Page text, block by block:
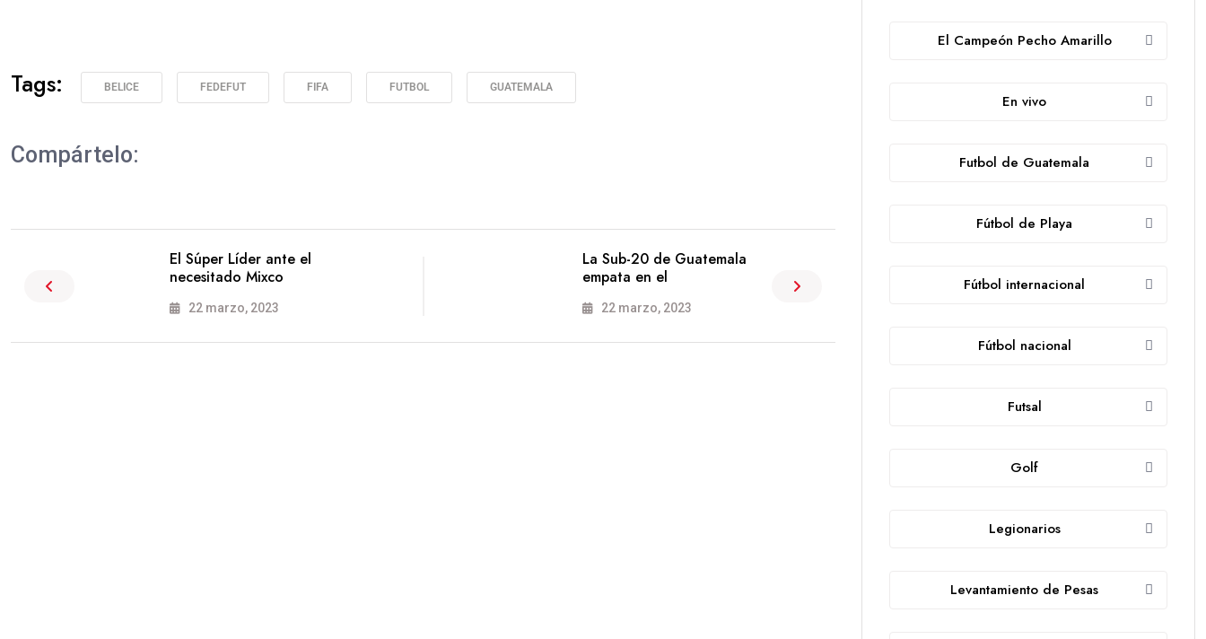
Tags: BELICE FEDEFUT FIFA FUTBOL GUATEMALA
Compártelo:
El Súper Líder ante el
necesitado Mixco
22 marzo, 2023
La Sub-20 de Guatemala
empata en el
22 marzo, 2023
El Campeón Pecho Amarillo
En vivo
Futbol de Guatemala
Fútbol de Playa
Fútbol internacional
Fútbol nacional
Futsal
Golf
Legionarios
Levantamiento de Pesas